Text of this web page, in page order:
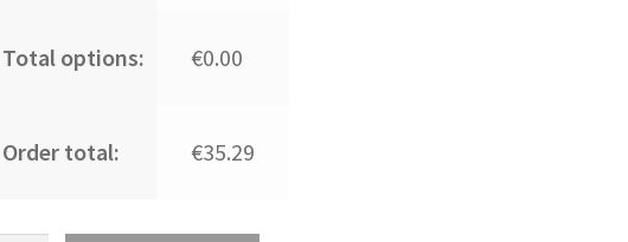
Total options: €0.00
Order total: €35.29